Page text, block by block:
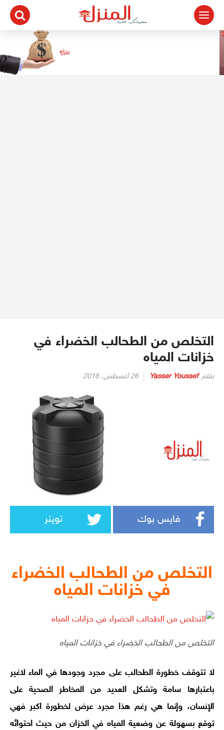
التجاوز
المحتوى
التخلص من الطحالب الخضراء في
خزانات المياه
بقلم Yasser Youssef 26 أغسطس، 2018
فايس بوك تويتر
التخلص من الطحالب الخضراء
في خزانات المياه
التخلص من الطحالب الخضراء في خزانات المياه
لا تتوقف خطورة الطحالب على مجرد وجودها في الماء لاغير
باعتبارها سامة وتشكل العديد من المخاطر الصحية على
الإنسان، وإنما هي رغم هذا مجرد عرض لخطورة اكبر فهي
توقع بسهولة عن وضعية المياه في الخزان من حيث احتوائه